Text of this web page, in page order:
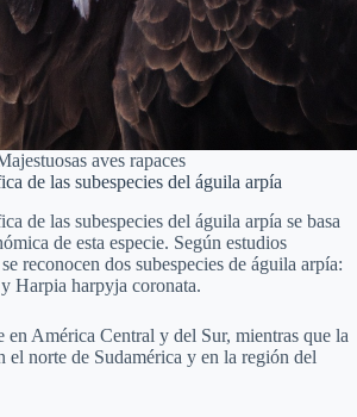
aves rapaces
de las subespecies del águila arpía
de las subespecies del águila arpía se basa
de esta especie. Según estudios
reconocen dos subespecies de águila arpía:
Harpia harpyja coronata.
en América Central y del Sur, mientras que la
el norte de Sudamérica y en la región del